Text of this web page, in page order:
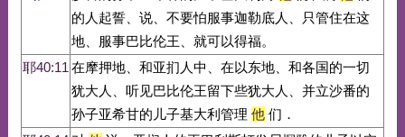
的人起誓、说、不要怕服事迦勒底人、只管住在这
地、服事巴比伦王、就可以得福。
耶40:11 在摩押地、和亚扪人中、在以东地、和各国的一切
犹大人、听见巴比伦王留下些犹大人、并立沙番的
孙子亚希甘的儿子基大利管理 他们．